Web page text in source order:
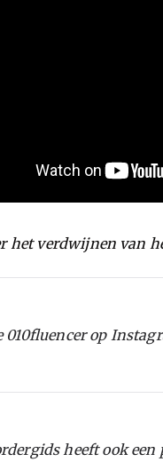
het verdwijnen van
010fluencer op
heeft ook